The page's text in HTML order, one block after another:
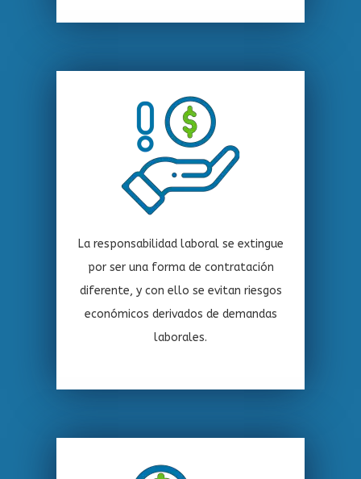
La responsabilidad laboral se extingue
por ser una forma de contratación
diferente, y con ello se evitan riesgos
económicos derivados de demandas
laborales.